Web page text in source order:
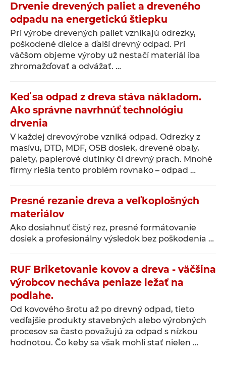
Drvenie drevených paliet a dreveného
odpadu na energetickú štiepku
Pri výrobe drevených paliet vznikajú odrezky,
poškodené dielce a ďalší drevný odpad. Pri
väčšom objeme výroby už nestačí materiál iba
zhromažďovať a odvážať. …
Keď sa odpad z dreva stáva nákladom.
Ako správne navrhnúť technológiu
drvenia
V každej drevovýrobe vzniká odpad. Odrezky z
masívu, DTD, MDF, OSB dosiek, drevené obaly,
palety, papierové dutinky či drevný prach. Mnohé
firmy riešia tento problém rovnako – odpad …
Presné rezanie dreva a veľkoplošných
materiálov
Ako dosiahnuť čistý rez, presné formátovanie
dosiek a profesionálny výsledok bez poškodenia …
RUF Briketovanie kovov a dreva - väčšina
výrobcov necháva peniaze ležať na
podlahe.
Od kovového šrotu až po drevný odpad, tieto
vedľajšie produkty stavebných alebo výrobných
procesov sa často považujú za odpad s nízkou
hodnotou. Čo keby sa však mohli stať nielen …